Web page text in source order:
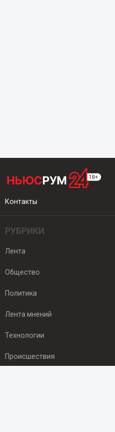
Контакты
РУБРИКИ
Лента
Общество
Политика
Лента мнений
Технологии
Происшествия